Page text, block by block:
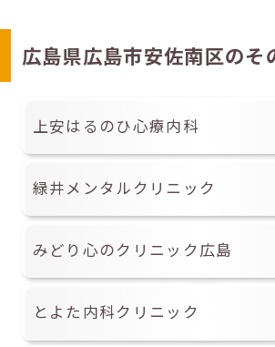
広島県広島市安佐南区のそ
上安はるのひ心療内科
緑井メンタルクリニック
みどり心のクリニック広島
とよた内科クリニック